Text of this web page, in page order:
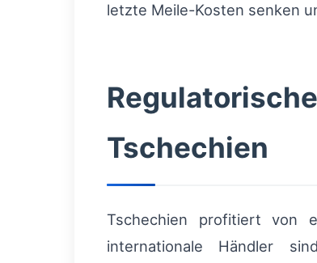
letzte Meile-Kosten senken
Tschechien
Tschechien profitiert von
internationale Händler